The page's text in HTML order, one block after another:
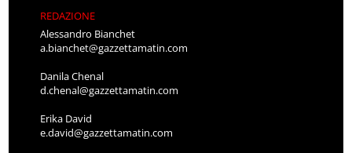
REDAZIONE
Alessandro Bianchet
a.bianchet@gazzettamatin.com
Danila Chenal
d.chenal@gazzettamatin.com
Erika David
e.david@gazzettamatin.com